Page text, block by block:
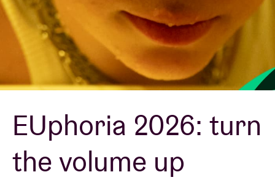
AB ❤ you
Location de salles
BRDCST
ABtv
EUphoria 2026: turn
the volume up